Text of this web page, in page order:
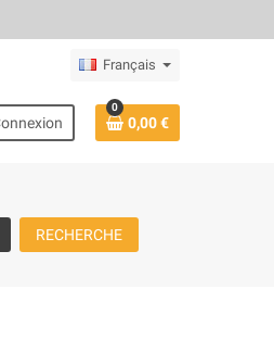
Français
0
0,00 €
RECHERCHE